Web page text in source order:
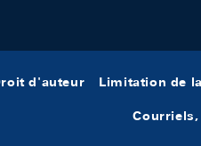
d'auteur Limitation de